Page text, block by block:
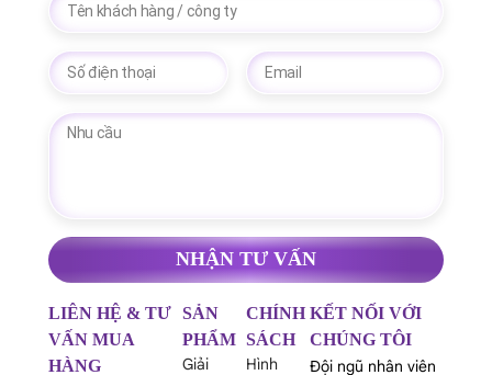
NHẬN TƯ VẤN
LIÊN HỆ & TƯ
VẤN MUA
HÀNG
SẢN
PHẨM
Giải
CHÍNH
SÁCH
Hình
KẾT NỐI VỚI
CHÚNG TÔI
Đội ngũ nhân viên